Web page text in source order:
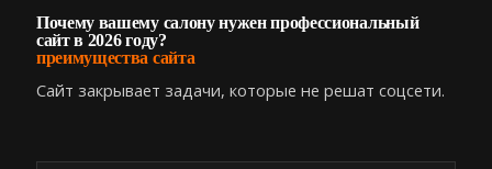
Почему вашему салону нужен профессиональный
сайт в 2026 году?
преимущества сайта
Сайт закрывает задачи, которые не решат соцсети.